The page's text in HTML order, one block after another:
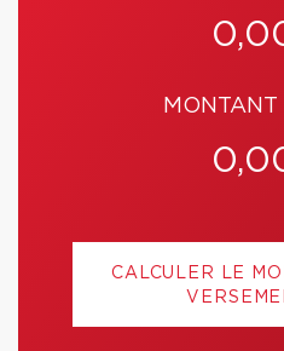
CALCULER LE